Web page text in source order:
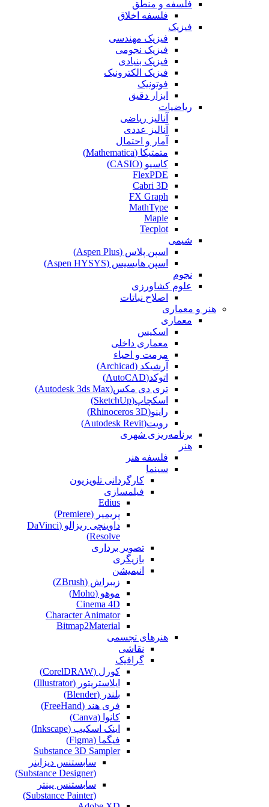
فلسفه و منطق
فلسفه اخلاق
فیزیک
فیزیک مهندسی
فیزیک نجومی
فیزیک بنیادی
فیزیک الکترونیک
فوتونیک
ابزار دقیق
ریاضیات
آنالیز ریاضی
آنالیز عددی
آمار و احتمال
متمتیکا (Mathematica)
کاسیو (CASIO)
FlexPDE
Cabri 3D
FX Graph
MathType
Maple
Tecplot
شیمی
اسپن پلاس (Aspen Plus)
اسپن هایسیس (Aspen HYSYS)
نجوم
علوم کشاورزی
اصلاح نباتات
هنر و معماری
معماری
اسکیس
معماری داخلی
مرمت و احیاء
آرشیکد (Archicad)
اتوکد(AutoCAD)
تری دی مکس(Autodesk 3ds Max)
اسکچاپ(SketchUp)
راینو(Rhinoceros 3D)
رویت(Autodesk Revit)
برنامه‌ریزی شهری
هنر
فلسفه هنر
سینما
کارگردانی تلویزیون
فیلمسازی
Edius
پریمیر (Premiere)
داوینچی ریزالو (DaVinci
Resolve)
تصویر برداری
بازیگری
انیمیشن
زیبراش (ZBrush)
موهو (Moho)
Cinema 4D
Character Animator
Bitmap2Material
هنرهای تجسمی
نقاشی‌
گرافیک
کورل (CorelDRAW)
ایلاستریتور (Illustrator)
بلندر (Blender)
فری هند (FreeHand)
کانوا (Canva)
اینک اسکیپ (Inkscape)
فیگما (Figma‎)
Substance 3D Sampler
سابستنس دیزاینر
(Substance Designer)
سابستنس پینتر
(Substance Painter)